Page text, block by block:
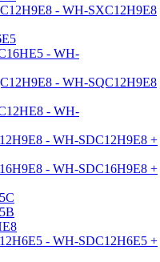
- WH-SXC12H9E8
- WH-
- WH-SQC12H9E8
- WH-
- WH-SDC12H9E8 +
- WH-SDC16H9E8 +
- WH-SDC12H6E5 +